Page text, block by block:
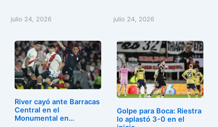
julio 24, 2026 julio 24, 2026
River cayó ante Barracas
Central en el
Monumental en…
Golpe para Boca: Riestra
lo aplastó 3-0 en el